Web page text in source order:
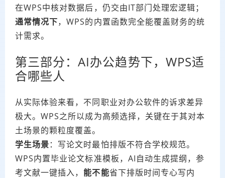
在WPS中核对数据后，仍交由IT部门处理宏逻辑；
通常情况下，WPS的内置函数完全能覆盖财务的统
计需求。
第三部分：AI办公趋势下，WPS适
合哪些人
从实际体验来看，不同职业对办公软件的诉求差异
极大。WPS之所以成为高频选择，关键在于其对本
土场景的颗粒度覆盖。
学生场景：写论文时最怕排版不符合学校规范。
WPS内置毕业论文标准模板，AI自动生成提纲，参
考文献一键插入， 能不能省下排版时间专心写内